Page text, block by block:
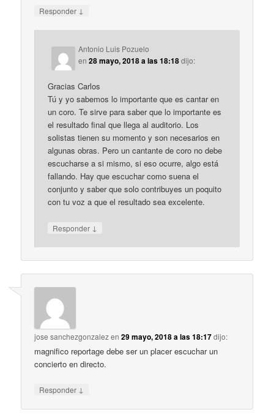
Responder ↓
Antonio Luis Pozuelo
en28 mayo, 2018 a las 18:18dijo:
Gracias Carlos
Tú y yo sabemos lo importante que es cantar en
un coro. Te sirve para saber que lo importante es
el resultado final que llega al auditorio. Los
solistas tienen su momento y son necesarios en
algunas obras. Pero un cantante de coro no debe
escucharse a si mismo, si eso ocurre, algo está
fallando. Hay que escuchar como suena el
conjunto y saber que solo contribuyes un poquito
con tu voz a que el resultado sea excelente.
Responder ↓
jose sanchezgonzalezen29 mayo, 2018 a las 18:17dijo:
magnifico reportage debe ser un placer escuchar un
concierto en directo.
Responder ↓